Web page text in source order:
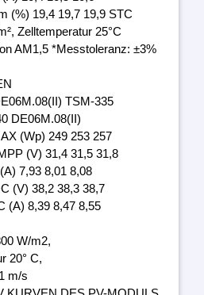
(%) 19,4 19,7 19,9 STC
Zelltemperatur 25°C
AM1,5 *Messtoleranz: ±3%
TSM-335
DE06M.08(II)
(Wp) 249 253 257
(V) 31,4 31,5 31,8
7,93 8,01 8,08
(V) 38,2 38,3 38,7
(A) 8,39 8,47 8,55
W/m2,
20° C,
m/s